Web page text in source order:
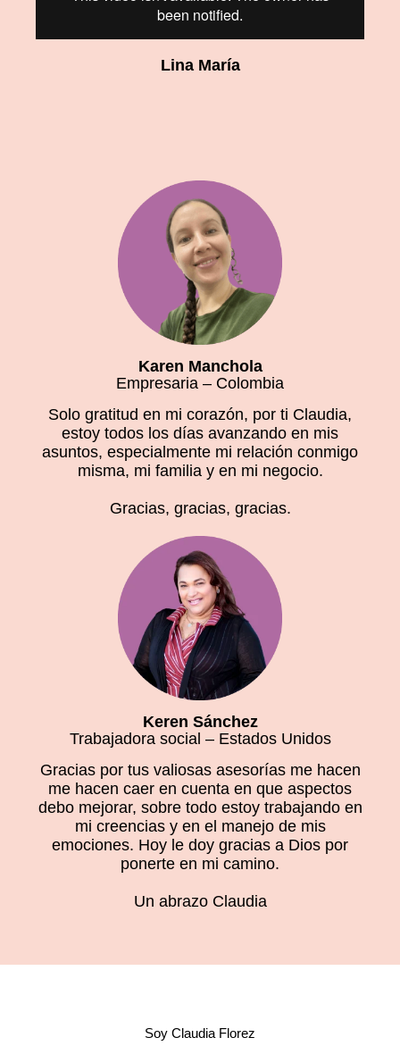
Lina María
Karen Manchola
Empresaria – Colombia
Solo gratitud en mi corazón, por ti Claudia,
estoy todos los días avanzando en mis
asuntos, especialmente mi relación conmigo
misma, mi familia y en mi negocio.
Gracias, gracias, gracias.
Keren Sánchez
Trabajadora social – Estados Unidos
Gracias por tus valiosas asesorías me hacen
me hacen caer en cuenta en que aspectos
debo mejorar, sobre todo estoy trabajando en
mi creencias y en el manejo de mis
emociones. Hoy le doy gracias a Dios por
ponerte en mi camino.
Un abrazo Claudia
Soy Claudia Florez